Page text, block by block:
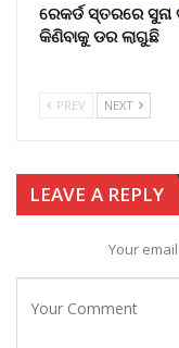
ରେକର୍ଡ ସ୍ତରରେ ସୁନା
କିଣିବାକୁ ଡର ଲାଗୁଛି
PREV NEXT
LEAVE A REPLY
Your